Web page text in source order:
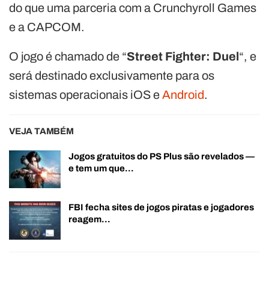
do que uma parceria com a Crunchyroll Games
e a CAPCOM.
O jogo é chamado de “Street Fighter: Duel“, e
será destinado exclusivamente para os
sistemas operacionais iOS eAndroid.
VEJA TAMBÉM
Jogos gratuitos do PS Plus são revelados —
e tem um que…
FBI fecha sites de jogos piratas e jogadores
reagem…